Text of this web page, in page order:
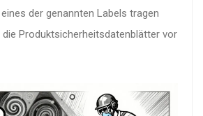
der genannten Labels tragen
die Produktsicherheitsdatenblätter vor